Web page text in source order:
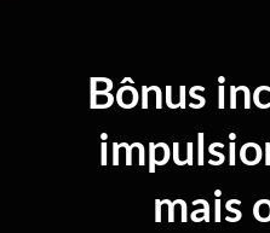
Bônus
mais